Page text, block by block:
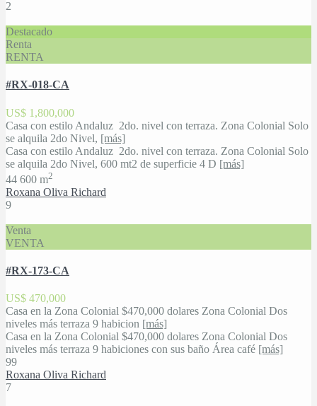
2
Destacado
Renta
RENTA
#RX-018-CA
US$ 1,800,000
Casa con estilo Andaluz 2do. nivel con terraza. Zona Colonial Solo
se alquila 2do Nivel, [más]
Casa con estilo Andaluz 2do. nivel con terraza. Zona Colonial Solo
se alquila 2do Nivel, 600 mt2 de superficie 4 D [más]
44 600 m2
Roxana Oliva Richard
9
Venta
VENTA
#RX-173-CA
US$ 470,000
Casa en la Zona Colonial $470,000 dolares Zona Colonial Dos
niveles más terraza 9 habicion [más]
Casa en la Zona Colonial $470,000 dolares Zona Colonial Dos
niveles más terraza 9 habiciones con sus baño Área café [más]
99
Roxana Oliva Richard
7